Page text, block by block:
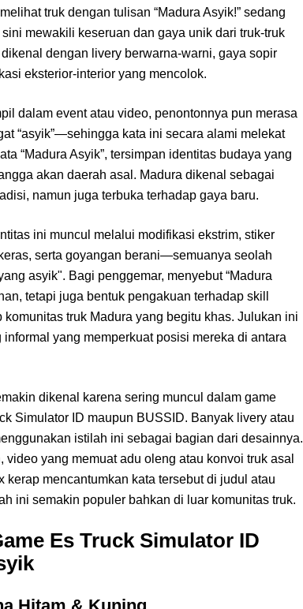
truk dengan tulisan “Madura Asyik!” sedang
sini mewakili keseruan dan gaya unik dari truk-truk
dengan livery berwarna-warni, gaya sopir
eksterior-interior yang mencolok.
dalam event atau video, penontonnya pun merasa
“asyik”—sehingga kata ini secara alami melekat
“Madura Asyik”, tersimpan identitas budaya yang
akan daerah asal. Madura dikenal sebagai
namun juga terbuka terhadap gaya baru.
ini muncul melalui modifikasi ekstrim, stiker
serta goyangan berani—semuanya seolah
asyik". Bagi penggemar, menyebut “Madura
tetapi juga bentuk pengakuan terhadap skill
truk Madura yang begitu khas. Julukan ini
yang memperkuat posisi mereka di antara
dikenal karena sering muncul dalam game
Simulator ID maupun BUSSID. Banyak livery atau
istilah ini sebagai bagian dari desainnya.
video yang memuat adu oleng atau konvoi truk asal
kerap mencantumkan kata tersebut di judul atau
ini semakin populer bahkan di luar komunitas truk.
Es Truck Simulator ID